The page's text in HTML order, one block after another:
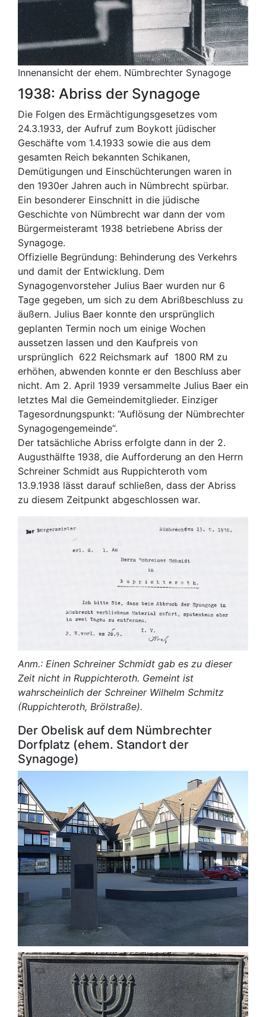
Innenansicht der ehem. Nümbrechter Synagoge
1938: Abriss der Synagoge
Die Folgen des Ermächtigungsgesetzes vom
24.3.1933, der Aufruf zum Boykott jüdischer
Geschäfte vom 1.4.1933 sowie die aus dem
gesamten Reich bekannten Schikanen,
Demütigungen und Einschüchterungen waren in
den 1930er Jahren auch in Nümbrecht spürbar.
Ein besonderer Einschnitt in die jüdische
Geschichte von Nümbrecht war dann der vom
Bürgermeisteramt 1938 betriebene Abriss der
Synagoge.
Offizielle Begründung: Behinderung des Verkehrs
und damit der Entwicklung. Dem
Synagogenvorsteher Julius Baer wurden nur 6
Tage gegeben, um sich zu dem Abrißbeschluss zu
äußern. Julius Baer konnte den ursprünglich
geplanten Termin noch um einige Wochen
aussetzen lassen und den Kaufpreis von
ursprünglich 622 Reichsmark auf 1800 RM zu
erhöhen, abwenden konnte er den Beschluss aber
nicht. Am 2. April 1939 versammelte Julius Baer ein
letztes Mal die Gemeindemitglieder. Einziger
Tagesordnungspunkt: “Auflösung der Nümbrechter
Synagogengemeinde“.
Der tatsächliche Abriss erfolgte dann in der 2.
Augusthälfte 1938, die Aufforderung an den Herrn
Schreiner Schmidt aus Ruppichteroth vom
13.9.1938 lässt darauf schließen, dass der Abriss
zu diesem Zeitpunkt abgeschlossen war.
Anm.: Einen Schreiner Schmidt gab es zu dieser
Zeit nicht in Ruppichteroth. Gemeint ist
wahrscheinlich der Schreiner Wilhelm Schmitz
(Ruppichteroth, Brölstraße).
Der Obelisk auf dem Nümbrechter
Dorfplatz (ehem. Standort der
Synagoge)